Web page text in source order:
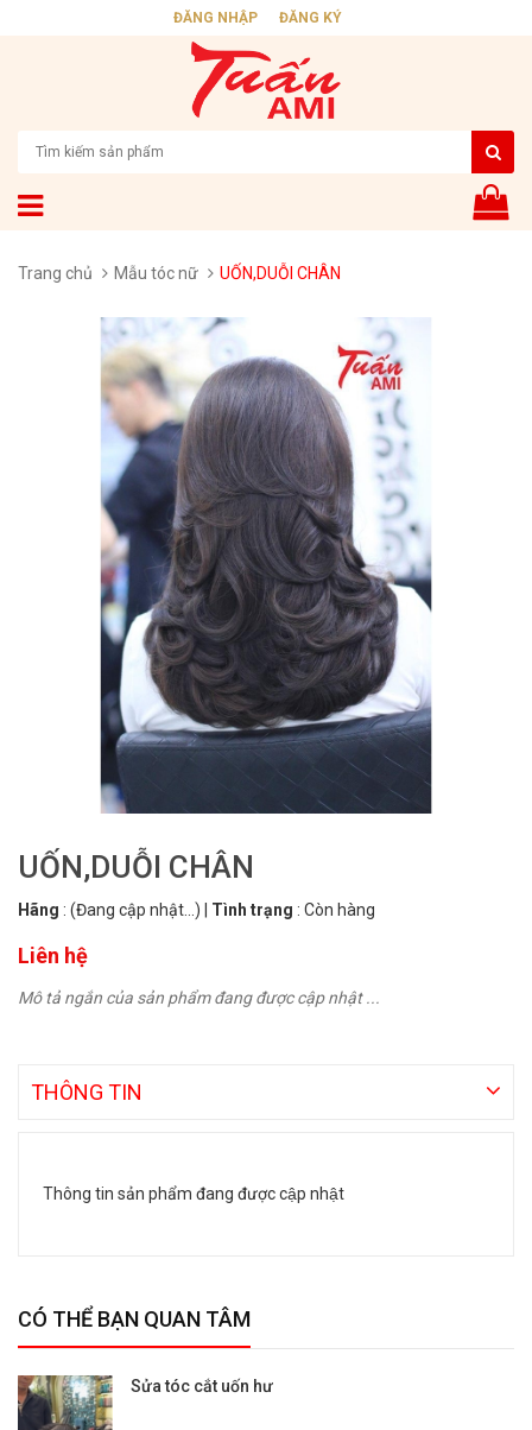
ĐĂNG NHẬP ĐĂNG KÝ
Trang chủ Mẫu tóc nữ UỐN,DUỖI CHÂN
UỐN,DUỖI CHÂN
Hãng : (Đang cập nhật...) Tình trạng : Còn hàng
Liên hệ
Mô tả ngắn của sản phẩm đang được cập nhật ...
THÔNG TIN
Thông tin sản phẩm đang được cập nhật
CÓ THỂ BẠN QUAN TÂM
Sửa tóc cắt uốn hư